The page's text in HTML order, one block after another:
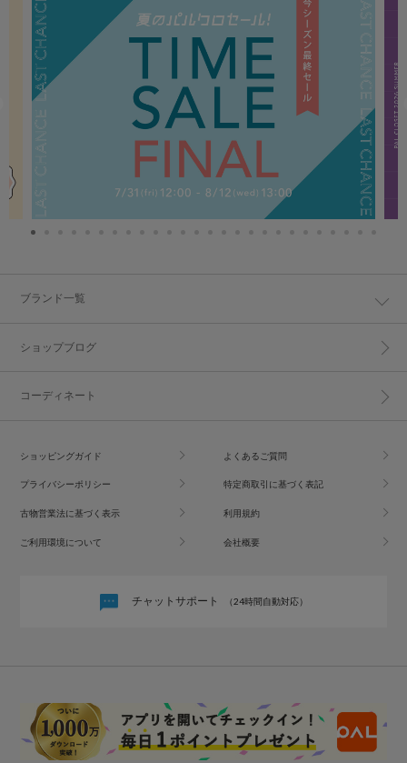
ブランド一覧
ショップブログ
コーディネート
ショッピングガイド よくあるご質問
プライバシーポリシー 特定商取引に基づく表記
古物営業法に基づく表示 利用規約
ご利用環境について 会社概要
チャットサポート （24時間自動対応）